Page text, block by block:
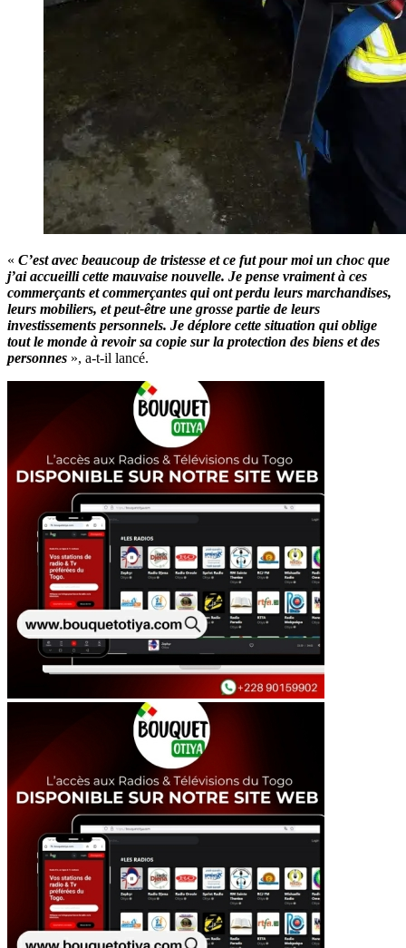
« C’est avec beaucoup de tristesse et ce fut pour moi un choc que
j’ai accueilli cette mauvaise nouvelle. Je pense vraiment à ces
commerçants et commerçantes qui ont perdu leurs marchandises,
leurs mobiliers, et peut-être une grosse partie de leurs
investissements personnels. Je déplore cette situation qui oblige
tout le monde à revoir sa copie sur la protection des biens et des
personnes », a-t-il lancé.